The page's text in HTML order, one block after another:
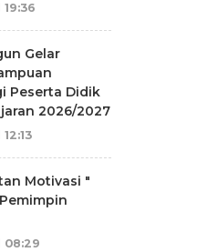
Gelar
Peserta Didik
2026/2027
Motivasi "
08:29